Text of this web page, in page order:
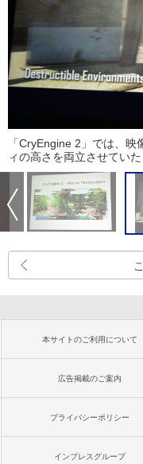
「CryEngine 2」では、
ィの高さを両立させていた
本サイトのご利用について
広告掲載のご案内
プライバシーポリシー
インプレスグループ